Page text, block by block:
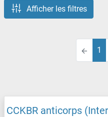
Afficher les filtres
1
CCKBR anticorps